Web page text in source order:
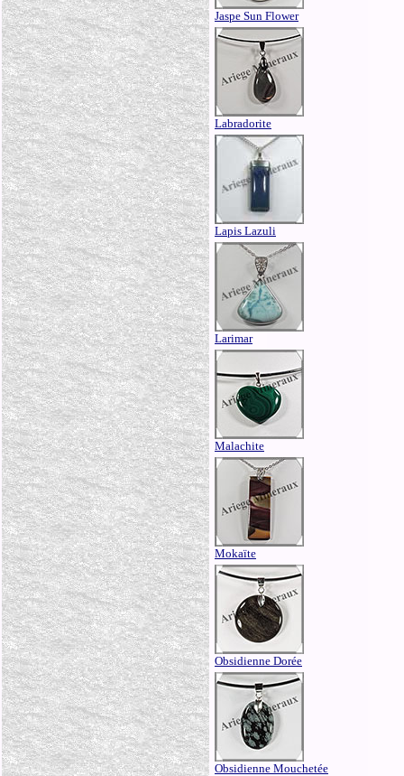
Jaspe Sun Flower
Labradorite
Lapis Lazuli
Larimar
Malachite
Mokaïte
Obsidienne Dorée
Obsidienne Mouchetée